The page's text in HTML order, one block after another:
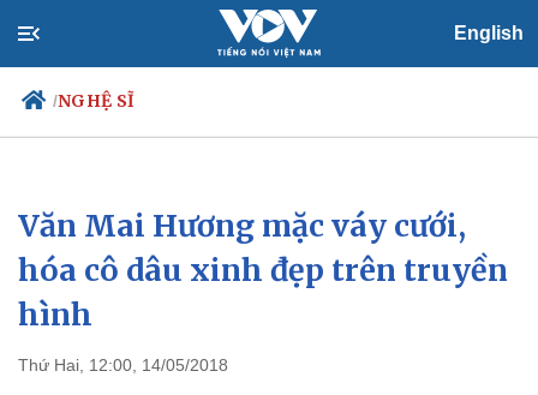
English
/NGHỆ SĨ
Chính trị
Đảng
Tổ chức nhân sự
Quốc hội
Xã hội
Tin 24h
Dự báo thời tiết
Văn Mai Hương mặc váy cưới,
hóa cô dâu xinh đẹp trên truyền
hình
Thứ Hai, 12:00, 14/05/2018